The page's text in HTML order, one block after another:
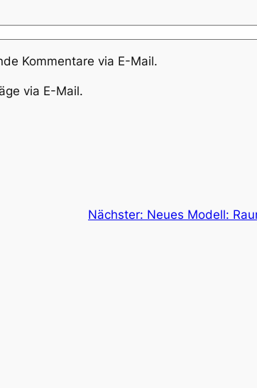
Kommentare via E-Mail.
via E-Mail.
Nächster: Neues Modell: